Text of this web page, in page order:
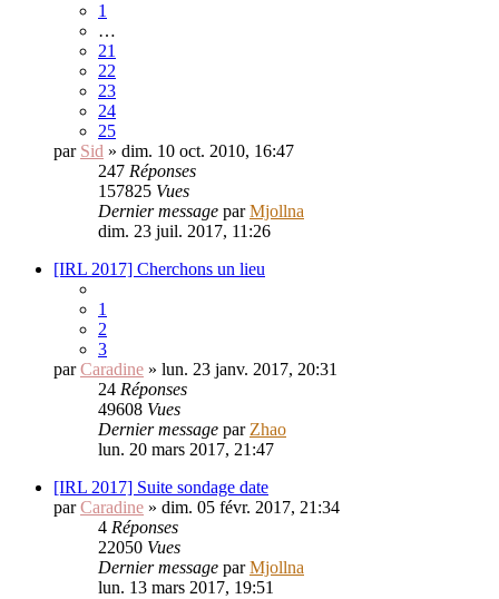
1
…
21
22
23
24
25
par Sid » dim. 10 oct. 2010, 16:47
247 Réponses
157825 Vues
Dernier message parMjollna
dim. 23 juil. 2017, 11:26
[IRL 2017] Cherchons un lieu
1
2
3
parCaradine » lun. 23 janv. 2017, 20:31
24 Réponses
49608 Vues
Dernier message par Zhao
lun. 20 mars 2017, 21:47
[IRL 2017] Suite sondage date
parCaradine » dim. 05 févr. 2017, 21:34
4 Réponses
22050 Vues
Dernier message parMjollna
lun. 13 mars 2017, 19:51